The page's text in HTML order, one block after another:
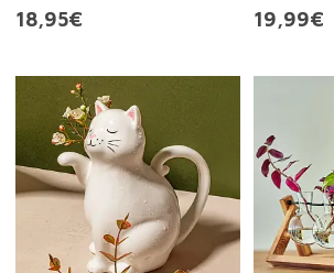
18,95€
19,99€